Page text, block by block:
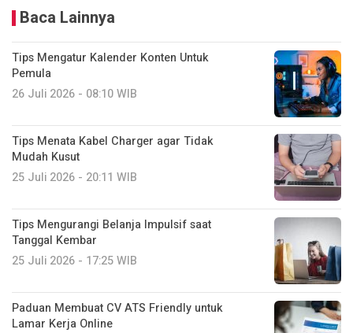
Baca Lainnya
Tips Mengatur Kalender Konten Untuk
Pemula
26 Juli 2026 - 08:10 WIB
Tips Menata Kabel Charger agar Tidak
Mudah Kusut
25 Juli 2026 - 20:11 WIB
Tips Mengurangi Belanja Impulsif saat
Tanggal Kembar
25 Juli 2026 - 17:25 WIB
Paduan Membuat CV ATS Friendly untuk
Lamar Kerja Online